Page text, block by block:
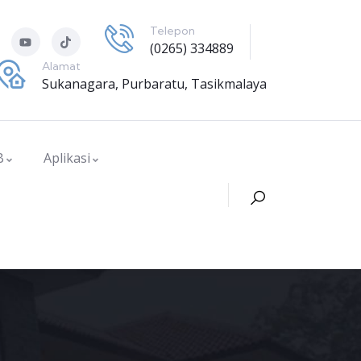
Telepon
(0265) 334889
Alamat
Sukanagara, Purbaratu, Tasikmalaya
Aplikasi